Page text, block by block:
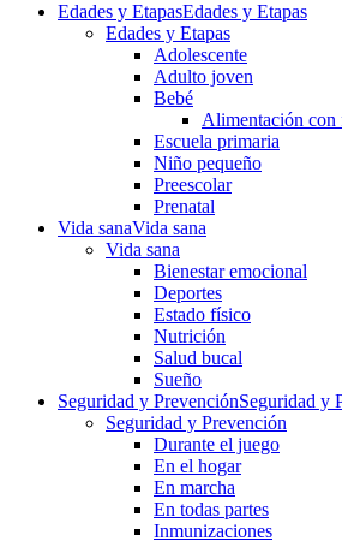
Edades y EtapasEdades y Etapas
Edades y Etapas
Adolescente
Adulto joven
Bebé
Alimentación con
Escuela primaria
Niño pequeño
Preescolar
Prenatal
Vida sanaVida sana
Vida sana
Bienestar emocional
Deportes
Estado físico
Nutrición
Salud bucal
Sueño
Seguridad y PrevenciónSeguridad y
Seguridad y Prevención
Durante el juego
En el hogar
En marcha
En todas partes
Inmunizaciones